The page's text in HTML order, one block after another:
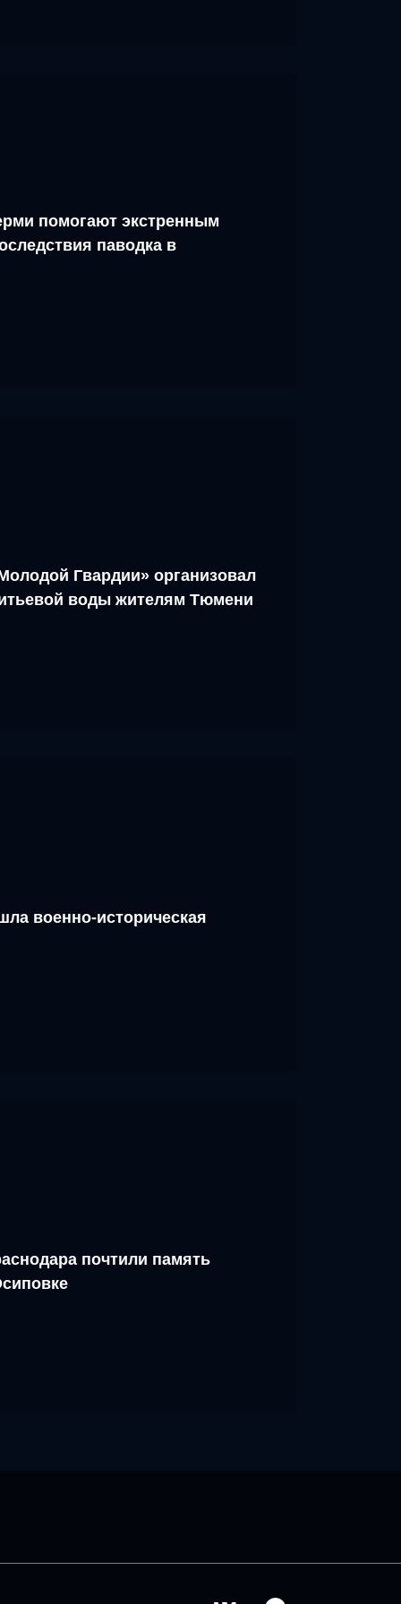
помогают экстренным
паводка в
Гвардии» организовал
воды жителям Тюмени
военно-историческая
почтили память